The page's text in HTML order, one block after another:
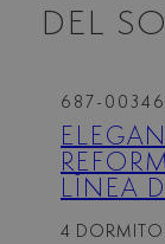
DEL
687-
LÍNEA
4